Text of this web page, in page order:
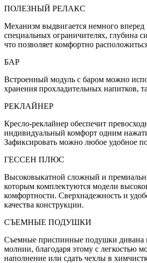
ПОЛЕЗНЫЙ РЕЛАКС
Механизм выдвигается немного вперед
специальных ограничителях, глубина
что позволяет комфортно
БАР
Встроенный модуль с баром можно
хранения прохладительных напитков,
РЕКЛАЙНЕР
Кресло-реклайнер обеспечит
индивидуальный комфорт одним
Зафиксировать можно любое удобное
ГЕССЕН ПЛЮС
Высоковыкатной сложный и
которым комплектуются модели
комфортности. Сверхнадежность и
качества конструкции.
СЪЕМНЫЕ ПОДУШКИ
Съемные приспинные подушки дивана
молнии, благодаря этому с легкостью
наполнение или сдать чехлы в